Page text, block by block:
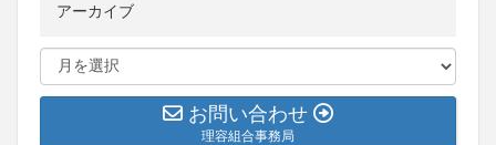
アーカイブ
お問い合わせ
理容組合事務局